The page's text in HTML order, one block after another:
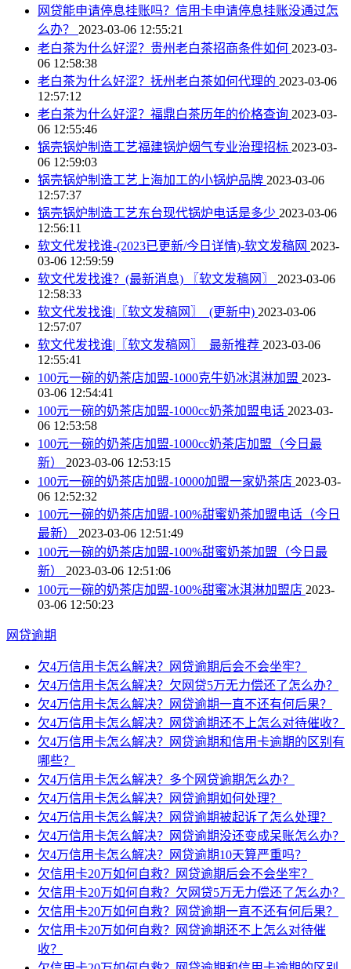
网贷能申请停息挂账吗？信用卡申请停息挂账没通过怎
么办？ 2023-03-06 12:55:21
老白茶为什么好涩？贵州老白茶招商条件如何 2023-03-
06 12:58:38
老白茶为什么好涩？抚州老白茶如何代理的 2023-03-06
12:57:12
老白茶为什么好涩？福鼎白茶历年的价格查询 2023-03-
06 12:55:46
锅壳锅炉制造工艺福建锅炉烟气专业治理招标 2023-03-
06 12:59:03
锅壳锅炉制造工艺上海加工的小锅炉品牌 2023-03-06
12:57:37
锅壳锅炉制造工艺东台现代锅炉电话是多少 2023-03-06
12:56:11
软文代发找谁-(2023已更新/今日详情)-软文发稿网 2023-
03-06 12:59:59
软文代发找谁？(最新消息) 〖软文发稿网〗 2023-03-06
12:58:33
软文代发找谁|〖软文发稿网〗_(更新中) 2023-03-06
12:57:07
软文代发找谁|〖软文发稿网〗_最新推荐 2023-03-06
12:55:41
100元一碗的奶茶店加盟-1000克牛奶冰淇淋加盟 2023-
03-06 12:54:41
100元一碗的奶茶店加盟-1000cc奶茶加盟电话 2023-03-
06 12:53:58
100元一碗的奶茶店加盟-1000cc奶茶店加盟（今日最
新） 2023-03-06 12:53:15
100元一碗的奶茶店加盟-10000加盟一家奶茶店 2023-03-
06 12:52:32
100元一碗的奶茶店加盟-100%甜蜜奶茶加盟电话（今日
最新） 2023-03-06 12:51:49
100元一碗的奶茶店加盟-100%甜蜜奶茶加盟（今日最
新） 2023-03-06 12:51:06
100元一碗的奶茶店加盟-100%甜蜜冰淇淋加盟店 2023-
03-06 12:50:23
网贷逾期
欠4万信用卡怎么解决？网贷逾期后会不会坐牢？
欠4万信用卡怎么解决？欠网贷5万无力偿还了怎么办？
欠4万信用卡怎么解决？网贷逾期一直不还有何后果？
欠4万信用卡怎么解决？网贷逾期还不上怎么对待催收？
欠4万信用卡怎么解决？网贷逾期和信用卡逾期的区别有
哪些？
欠4万信用卡怎么解决？多个网贷逾期怎么办？
欠4万信用卡怎么解决？网贷逾期如何处理？
欠4万信用卡怎么解决？网贷逾期被起诉了怎么处理？
欠4万信用卡怎么解决？网贷逾期没还变成呆账怎么办？
欠4万信用卡怎么解决？网贷逾期10天算严重吗？
欠信用卡20万如何自救？网贷逾期后会不会坐牢？
欠信用卡20万如何自救？欠网贷5万无力偿还了怎么办？
欠信用卡20万如何自救？网贷逾期一直不还有何后果？
欠信用卡20万如何自救？网贷逾期还不上怎么对待催
收？